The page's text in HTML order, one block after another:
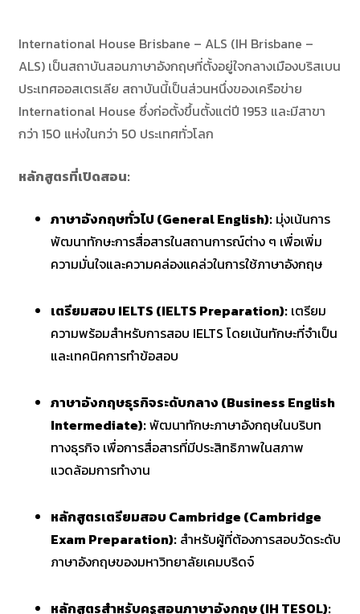
International House Brisbane – ALS (IH Brisbane –
ALS) เป็นสถาบันสอนภาษาอังกฤษที่ตั้งอยู่ใจกลางเมืองบริสเบน
ประเทศออสเตรเลีย สถาบันนี้เป็นส่วนหนึ่งของเครือข่าย
International House ซึ่งก่อตั้งขึ้นตั้งแต่ปี 1953 และมีสาขา
กว่า 150 แห่งในกว่า 50 ประเทศทั่วโลก
หลักสูตรที่เปิดสอน:
ภาษาอังกฤษทั่วไป (General English): มุ่งเน้นการ
พัฒนาทักษะการสื่อสารในสถานการณ์ต่าง ๆ เพื่อเพิ่ม
ความมั่นใจและความคล่องแคล่วในการใช้ภาษาอังกฤษ
เตรียมสอบ IELTS (IELTS Preparation): เตรียม
ความพร้อมสำหรับการสอบ IELTS โดยเน้นทักษะที่จำเป็น
และเทคนิคการทำข้อสอบ
ภาษาอังกฤษธุรกิจระดับกลาง (Business English
Intermediate):พัฒนาทักษะภาษาอังกฤษในบริบท
ทางธุรกิจ เพื่อการสื่อสารที่มีประสิทธิภาพในสภาพ
แวดล้อมการทำงาน
หลักสูตรเตรียมสอบ Cambridge (Cambridge
Exam Preparation): สำหรับผู้ที่ต้องการสอบวัดระดับ
ภาษาอังกฤษของมหาวิทยาลัยเคมบริดจ์
หลักสูตรสำหรับครูสอนภาษาอังกฤษ (IH TESOL):